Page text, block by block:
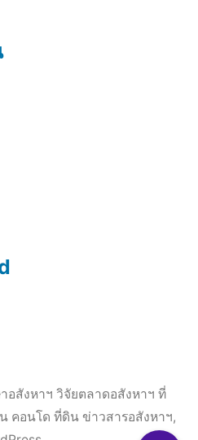
อสังหาฯ วิจัยตลาดอสังหาฯ ที่
คอนโด ที่ดิน ข่าวสารอสังหาฯ,